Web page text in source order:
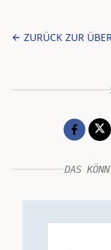
ZURÜCK ZUR
DAS